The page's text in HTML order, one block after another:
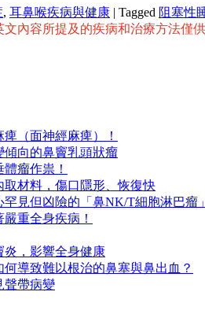
, 耳鼻喉疾病與健康 | Tagged 阻塞性
內容所提及的疾病和治療方法
（面神經麻痺）！
傾向的鼻竇乳頭狀瘤
瘤作祟！
材料，傷口隱形、恢復快
見但凶險的「鼻NK/T細胞淋巴瘤」
重全身疾病！
炎，影響全身健康
導致難以根治的鼻塞與鼻出血？
聲帶病變